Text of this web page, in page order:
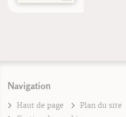
Navigation
Haut de page Plan du site